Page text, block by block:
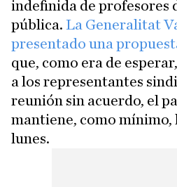
indefinida de profesores
pública. La Generalitat
presentado una
que, como era de
a los representantes
reunión sin acuerdo, el
mantiene, como mínimo,
lunes.